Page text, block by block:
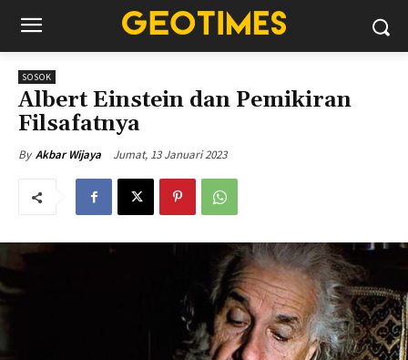
SOSOK
Albert Einstein dan Pemikiran
Filsafatnya
By Akbar Wijaya Jumat, 13 Januari 2023